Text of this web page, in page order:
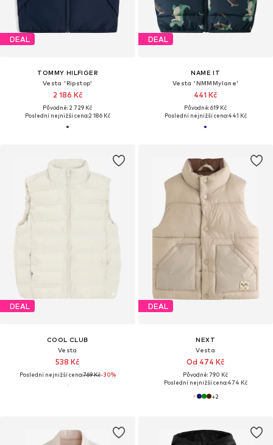
DEAL
TOMMY HILFIGER
Vesta 'Ripstop'
2 186 Kč
Původně: 2 729 Kč
Poslední nejnižší cena:2 186 Kč
DEAL
NAME IT
Vesta 'NMMMylane'
441 Kč
Původně: 619 Kč
Poslední nejnižší cena:441 Kč
DEAL
COOL CLUB
Vesta
538 Kč
Poslední nejnižší cena:769 Kč-30%
DEAL
NEXT
Vesta
Od 474 Kč
Původně: 790 Kč
Poslední nejnižší cena:474 Kč
+2